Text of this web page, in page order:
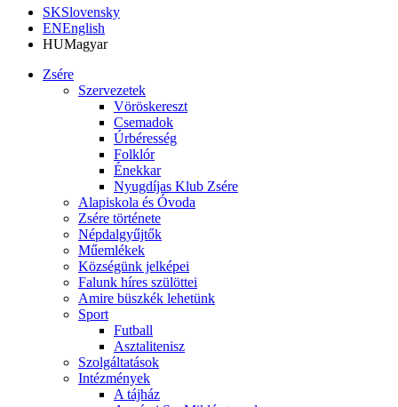
SKSlovensky
ENEnglish
HUMagyar
Zsére
Szervezetek
Vöröskereszt
Csemadok
Úrbéresség
Folklór
Énekkar
Nyugdíjas Klub Zsére
Alapiskola és Óvoda
Zsére története
Népdalgyűjtők
Műemlékek
Községünk jelképei
Falunk híres szülöttei
Amire büszkék lehetünk
Sport
Futball
Asztalitenisz
Szolgáltatások
Intézmények
A tájház